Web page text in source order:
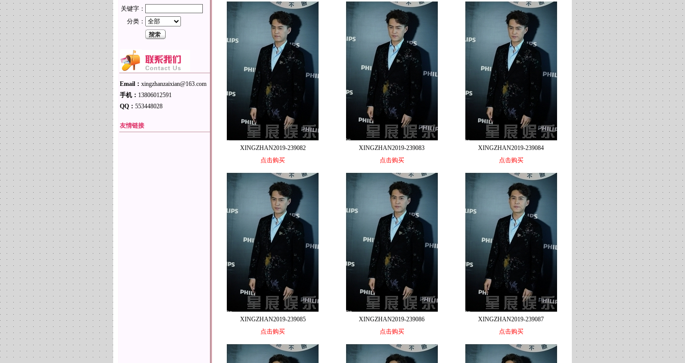
关键字：
分类：
Email： xingzhanzaixian@163.com
手机： 13806012591
QQ： 553448028
友情链接
XINGZHAN2019-239082
点击购买
XINGZHAN2019-239083
点击购买
XINGZHAN2019-239084
点击购买
XINGZHAN2019-239085
点击购买
XINGZHAN2019-239086
点击购买
XINGZHAN2019-239087
点击购买